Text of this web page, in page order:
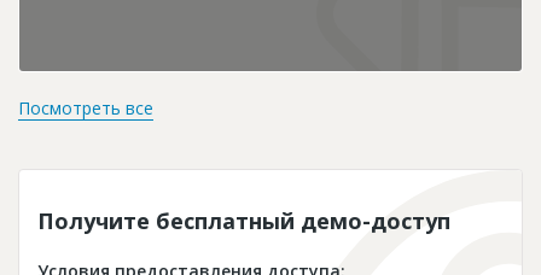
Посмотреть все
Получите бесплатный демо-доступ